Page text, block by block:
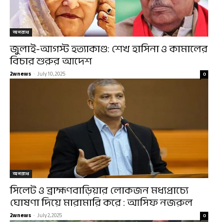
অপরাধ
জুলাই-আগস্ট হত্যাকাণ্ড: শেখ হাসিনা ও কামালের
বিচার শুরুর আদেশ
2wnews -July 10, 2025 0
অপরাধ
সিলেট ও ব্রাহ্মণবাড়িয়ার লোকজন মধ্যপ্রাচ্যে
ঘোষণা দিয়ে মারামারি করে : আসিফ নজরুল
2wnews -July 2, 2025 0